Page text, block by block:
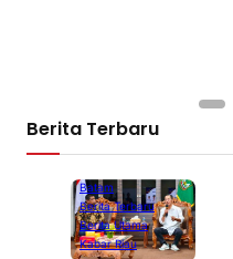
Berita Terbaru
Batam
Berita Terbaru
Berita Utama
Kabar Riau